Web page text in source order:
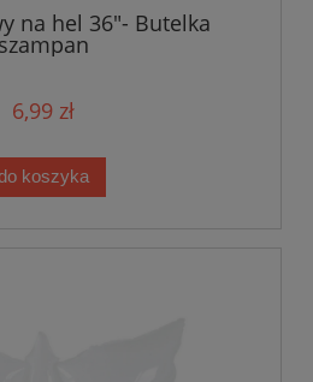
na hel 36"- Butelka
szampan
6,99 zł
koszyka